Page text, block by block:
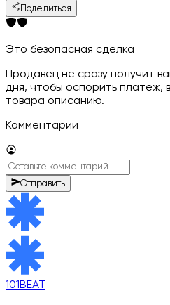
Поделиться
Это безопасная сделка
Продавец не сразу получит
дня, чтобы оспорить платеж,
товара описанию.
Комментарии
Отправить
101BEAT